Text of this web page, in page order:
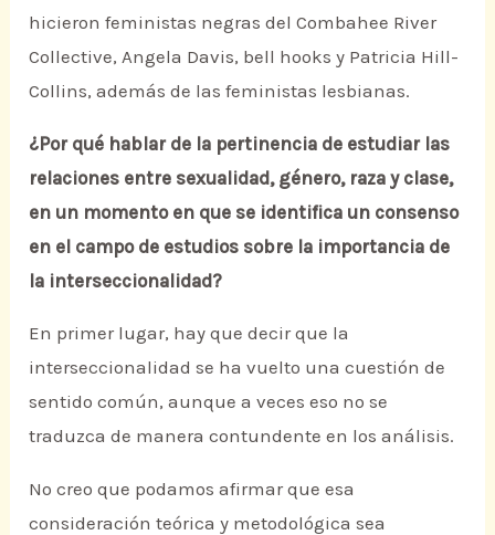
hicieron feministas negras del Combahee River
Collective, Angela Davis, bell hooks y Patricia Hill-
Collins, además de las feministas lesbianas.
¿Por qué hablar de la pertinencia de estudiar las
relaciones entre sexualidad, género, raza y clase,
en un momento en que se identifica un consenso
en el campo de estudios sobre la importancia de
la interseccionalidad?
En primer lugar, hay que decir que la
interseccionalidad se ha vuelto una cuestión de
sentido común, aunque a veces eso no se
traduzca de manera contundente en los análisis.
No creo que podamos afirmar que esa
consideración teórica y metodológica sea